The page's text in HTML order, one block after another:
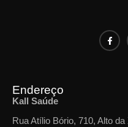
Endereço
Kall Saúde
Rua Atílio Bório, 710, Alto